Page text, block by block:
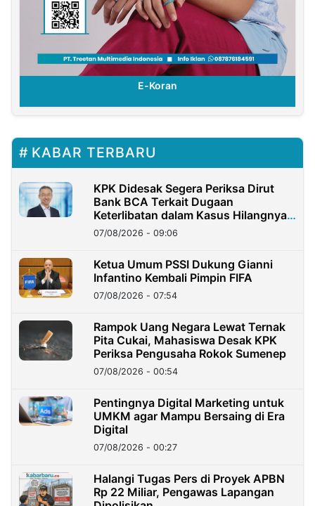
E-Koran
KABAR TERBARU
KPK Didesak Segera Periksa Dirut
Bank BCA Terkait Dugaan
Keterlibatan dalam Kasus Hilangnya
Dana Nasabah Rp2,58 Miliar
07/08/2026 - 09:06
Ketua Umum PSSI Dukung Gianni
Infantino Kembali Pimpin FIFA
07/08/2026 - 07:54
Rampok Uang Negara Lewat Ternak
Pita Cukai, Mahasiswa Desak KPK
Periksa Pengusaha Rokok Sumenep
07/08/2026 - 00:54
Pentingnya Digital Marketing untuk
UMKM agar Mampu Bersaing di Era
Digital
07/08/2026 - 00:27
Halangi Tugas Pers di Proyek APBN
Rp 22 Miliar, Pengawas Lapangan